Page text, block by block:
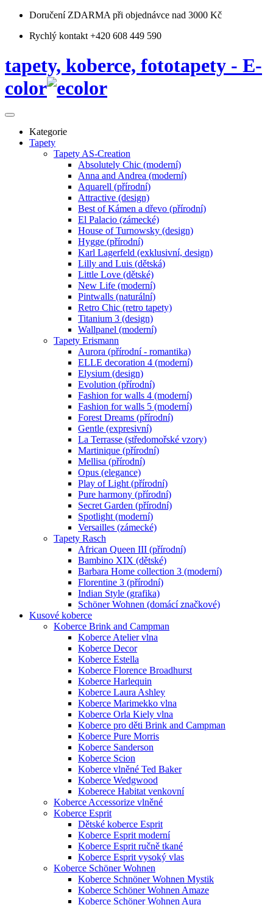
Doručení ZDARMA při objednávce nad 3000 Kč
Rychlý kontakt +420 608 449 590
tapety, koberce, fototapety - E-
color
Kategorie
Tapety
Tapety AS-Creation
Absolutely Chic (moderní)
Anna and Andrea (moderní)
Aquarell (přírodní)
Attractive (design)
Best of Kámen a dřevo (přírodní)
El Palacio (zámecké)
House of Turnowsky (design)
Hygge (přírodní)
Karl Lagerfeld (exklusivní, design)
Lilly and Luis (dětská)
Little Love (dětské)
New Life (moderní)
Pintwalls (naturální)
Retro Chic (retro tapety)
Titanium 3 (design)
Wallpanel (moderní)
Tapety Erismann
Aurora (přírodní - romantika)
ELLE decoration 4 (moderní)
Elysium (design)
Evolution (přírodní)
Fashion for walls 4 (moderní)
Fashion for walls 5 (moderní)
Forest Dreams (přírodní)
Gentle (expresivní)
La Terrasse (středomořské vzory)
Martinique (přírodní)
Mellisa (přírodní)
Opus (elegance)
Play of Light (přírodní)
Pure harmony (přírodní)
Secret Garden (přírodní)
Spotlight (moderní)
Versailles (zámecké)
Tapety Rasch
African Queen III (přírodní)
Bambino XIX (dětské)
Barbara Home collection 3 (moderní)
Florentine 3 (přírodní)
Indian Style (grafika)
Schöner Wohnen (domácí značkové)
Kusové koberce
Koberce Brink and Campman
Koberce Atelier vlna
Koberce Decor
Koberce Estella
Koberce Florence Broadhurst
Koberce Harlequin
Koberce Laura Ashley
Koberce Marimekko vlna
Koberce Orla Kiely vlna
Koberce pro děti Brink and Campman
Koberce Pure Morris
Koberce Sanderson
Koberce Scion
Koberce vlněné Ted Baker
Koberce Wedgwood
Koberece Habitat venkovní
Koberce Accessorize vlněné
Koberce Esprit
Dětské koberce Esprit
Koberce Esprit moderní
Koberce Esprit ručně tkané
Koberce Esprit vysoký vlas
Koberce Schöner Wohnen
Koberce Schnöner Wohnen Mystik
Koberce Schöner Wohnen Amaze
Koberce Schöner Wohnen Aura